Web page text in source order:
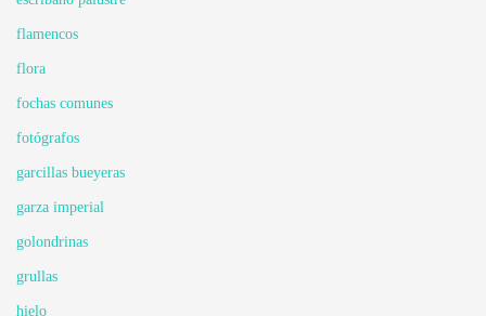
flamencos
flora
fochas comunes
fotógrafos
garcillas bueyeras
garza imperial
golondrinas
grullas
hielo